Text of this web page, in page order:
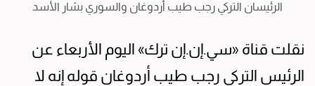
الرئيسان التركي رجب طيب أردوغان والسوري بشار الأسد
نقلت قناة «سي.إن.إن ترك» اليوم الأربعاء عن
الرئيس التركي رجب طيب أردوغان قوله إنه لا